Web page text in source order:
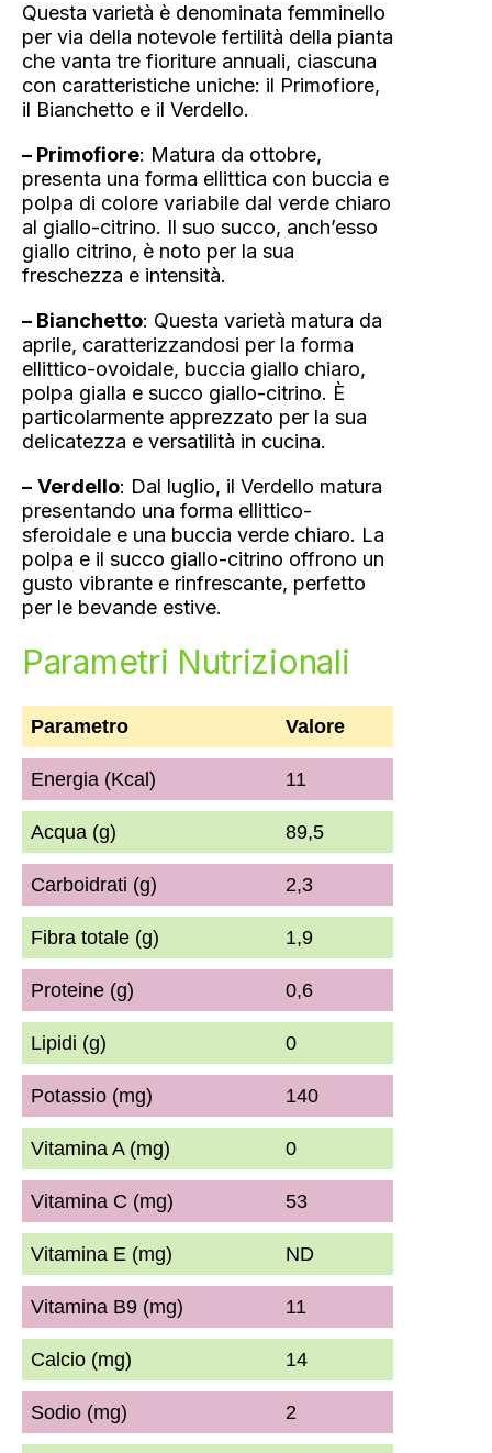
Questa varietà è denominata femminello
per via della notevole fertilità della pianta
che vanta tre fioriture annuali, ciascuna
con caratteristiche uniche: il Primofiore,
il Bianchetto e il Verdello.
– Primofiore: Matura da ottobre,
presenta una forma ellittica con buccia e
polpa di colore variabile dal verde chiaro
al giallo-citrino. Il suo succo, anch’esso
giallo citrino, è noto per la sua
freschezza e intensità.
– Bianchetto: Questa varietà matura da
aprile, caratterizzandosi per la forma
ellittico-ovoidale, buccia giallo chiaro,
polpa gialla e succo giallo-citrino. È
particolarmente apprezzato per la sua
delicatezza e versatilità in cucina.
– Verdello: Dal luglio, il Verdello matura
presentando una forma ellittico-
sferoidale e una buccia verde chiaro. La
polpa e il succo giallo-citrino offrono un
gusto vibrante e rinfrescante, perfetto
per le bevande estive.
Parametri Nutrizionali
Parametro Valore
Energia (Kcal) 11
Acqua (g) 89,5
Carboidrati (g) 2,3
Fibra totale (g) 1,9
Proteine (g) 0,6
Lipidi (g) 0
Potassio (mg) 140
Vitamina A (mg) 0
Vitamina C (mg) 53
Vitamina E (mg) ND
Vitamina B9 (mg) 11
Calcio (mg) 14
Sodio (mg) 2